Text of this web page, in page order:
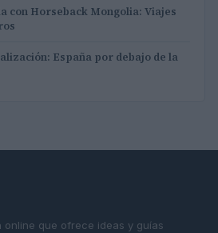
con Horseback Mongolia: Viajes
España por debajo de la
online que ofrece ideas y guías